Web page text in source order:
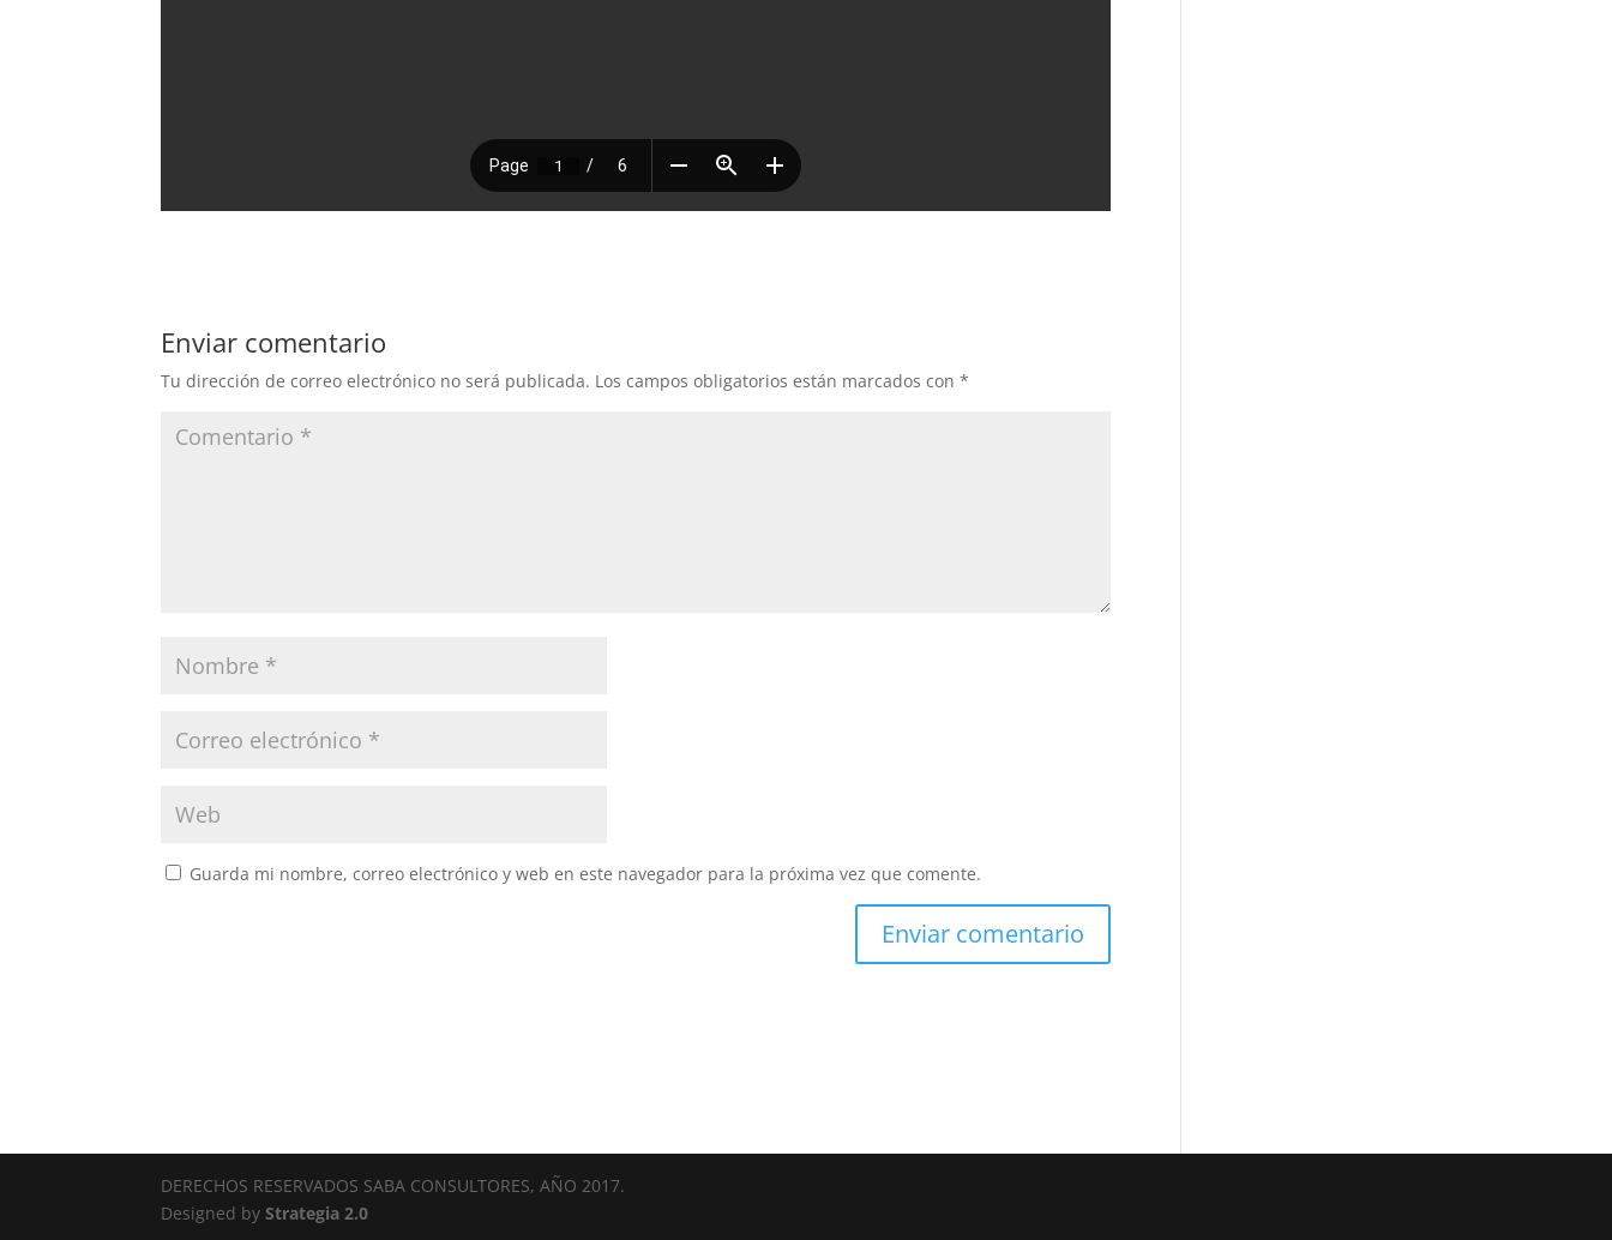
Enviar comentario
Tu dirección de correo electrónico no será publicada. Los campos obligatorios están marcados con*
Guarda mi nombre, correo electrónico y web en este navegador para la próxima vez que comente.
DERECHOS RESERVADOS SABA CONSULTORES, AÑO 2017.
Designed byStrategia 2.0